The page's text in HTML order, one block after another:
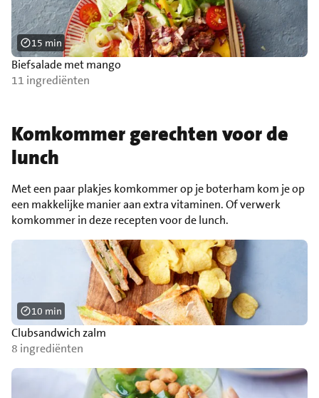
Biefsalade met mango
11 ingrediënten
15 min
Komkommer gerechten voor de
lunch
Met een paar plakjes komkommer op je boterham kom je op
een makkelijke manier aan extra vitaminen. Of verwerk
komkommer in deze recepten voor de lunch.
Clubsandwich zalm
8 ingrediënten
10 min